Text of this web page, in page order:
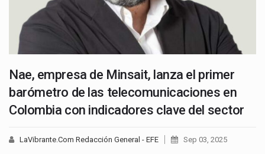
Nae, empresa de Minsait, lanza el primer
barómetro de las telecomunicaciones en
Colombia con indicadores clave del sector
LaVibrante.Com Redacción General - EFE Sep 03, 2025